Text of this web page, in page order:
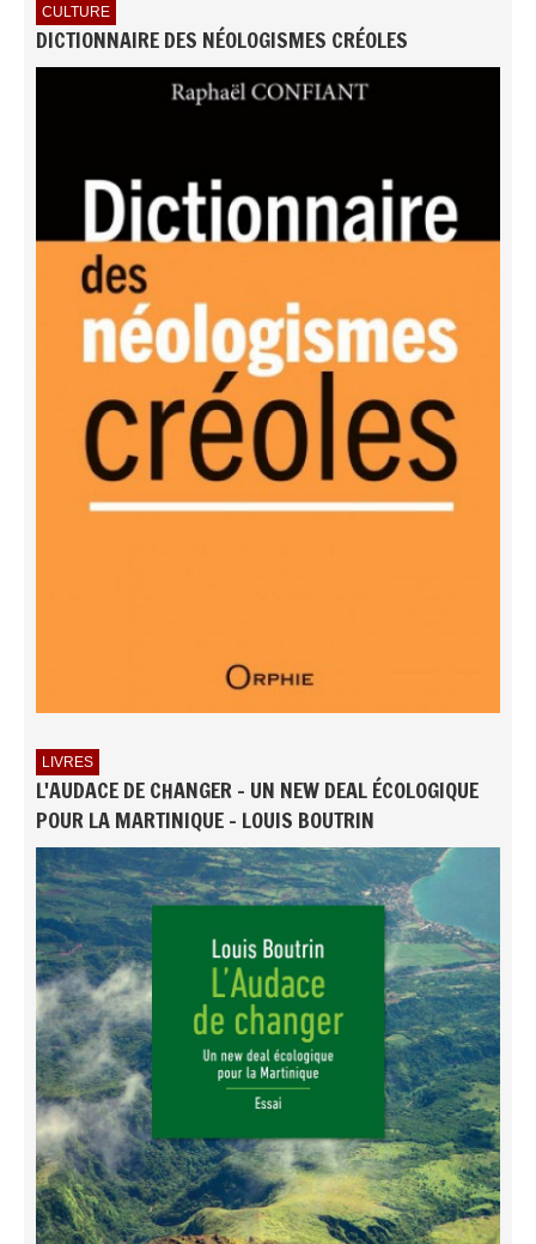
CULTURE
DICTIONNAIRE DES NÉOLOGISMES CRÉOLES
LIVRES
L'AUDACE DE CHANGER - UN NEW DEAL ÉCOLOGIQUE
POUR LA MARTINIQUE - LOUIS BOUTRIN